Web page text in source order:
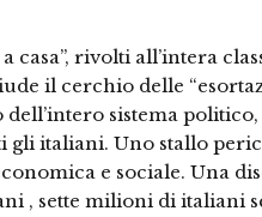
casa”, rivolti all’intera
il cerchio delle
dell’intero sistema
gli italiani. Uno stallo
e sociale. Una
, sette milioni di italiani